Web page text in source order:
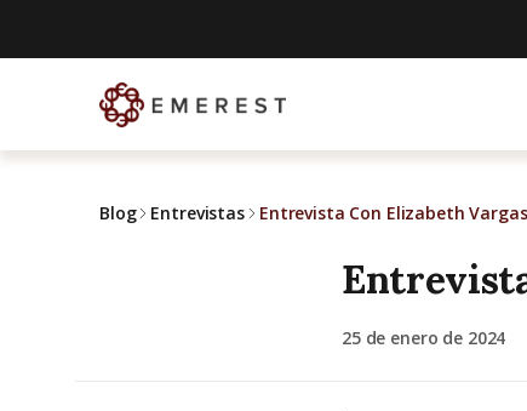
Blog Entrevistas Entrevista Con Elizabeth
25 de enero de 2024